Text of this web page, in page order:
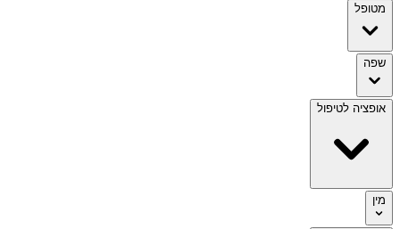
מטופל
שפה
אופציה לטיפול
מין